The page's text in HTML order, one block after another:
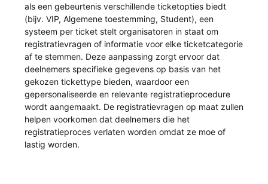
als een gebeurtenis verschillende ticketopties biedt
(bijv. VIP, Algemene toestemming, Student), een
systeem per ticket stelt organisatoren in staat om
registratievragen of informatie voor elke ticketcategorie
af te stemmen. Deze aanpassing zorgt ervoor dat
deelnemers specifieke gegevens op basis van het
gekozen tickettype bieden, waardoor een
gepersonaliseerde en relevante registratieprocedure
wordt aangemaakt. De registratievragen op maat zullen
helpen voorkomen dat deelnemers die het
registratieproces verlaten worden omdat ze moe of
lastig worden.